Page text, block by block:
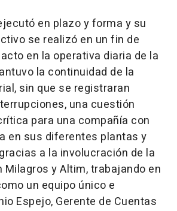
en plazo y forma y su
se realizó en un fin de
en la operativa diaria de la
la continuidad de la
sin que se registraran
una cuestión
para una compañía con
en sus diferentes plantas y
a la involucración de la
Milagros y Altim, trabajando en
un equipo único e
Espejo, Gerente de Cuentas